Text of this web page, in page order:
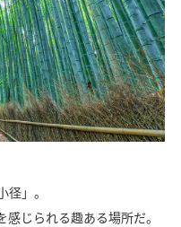
」。
じられる趣ある場所だ。